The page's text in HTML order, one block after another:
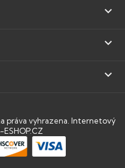



práva vyhrazena. Internetový